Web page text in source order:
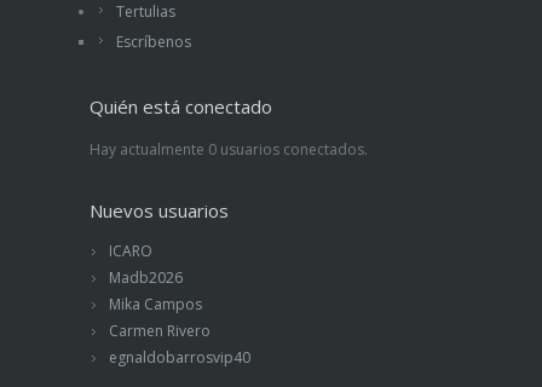
Tertulias
Escríbenos
Quién está conectado
Hay actualmente 0 usuarios conectados.
Nuevos usuarios
ICARO
Madb2026
Mika Campos
Carmen Rivero
egnaldobarrosvip40